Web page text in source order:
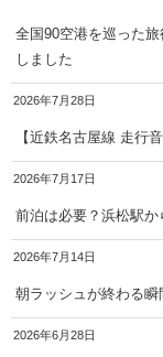
全国90空港を巡った
しました
2026年7月28日
【近鉄名古屋線 走
2026年7月17日
前泊は必要？浜松駅
2026年7月14日
朝ラッシュが終わる
2026年6月28日